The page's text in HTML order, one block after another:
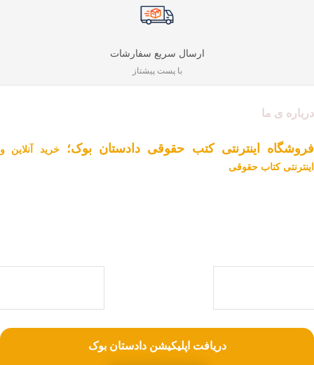
ارسال سریع سفارشات
با پست پیشتاز
درباره ی ما
فروشگاه اینترنتی کتب حقوقی دادستان بوک؛خرید آنلاین و
اینترنتی کتاب حقوقی
دریافت اپلیکیشن دادستان بوک